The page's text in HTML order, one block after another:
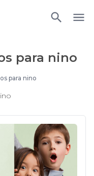
para nino
para nino